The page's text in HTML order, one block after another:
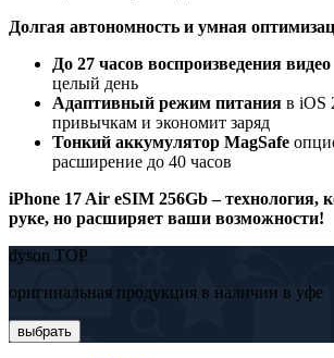
Долгая автономность и умная
До 27 часов воспроизведения видео
целый день
Адаптивный режим питания в iOS
привычкам и экономит заряд
Тонкий аккумулятор MagSafe
расширение до 40 часов
iPhone 17 Air eSIM 256Gb – технология,
руке, но расширяет ваши возможности!
dyson TOP
оригинальная продукция в наличии в уфе
выбрать